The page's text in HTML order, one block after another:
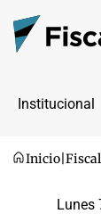
Institucional
Inicio
Lunes